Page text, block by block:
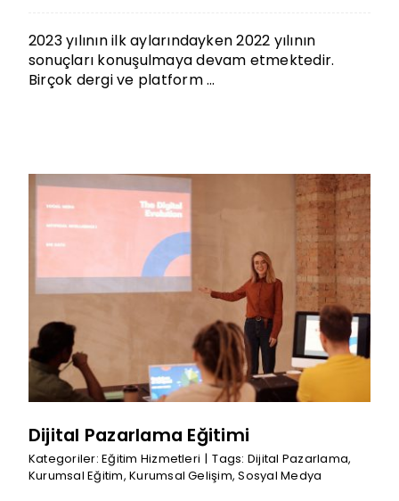
2023 yılının ilk aylarındayken 2022 yılının
sonuçları konuşulmaya devam etmektedir.
Birçok dergi ve platform ...
Dijital Pazarlama Eğitimi
Kategoriler:Eğitim Hizmetleri | Tags: Dijital Pazarlama,
Kurumsal Eğitim,Kurumsal Gelişim,Sosyal Medya